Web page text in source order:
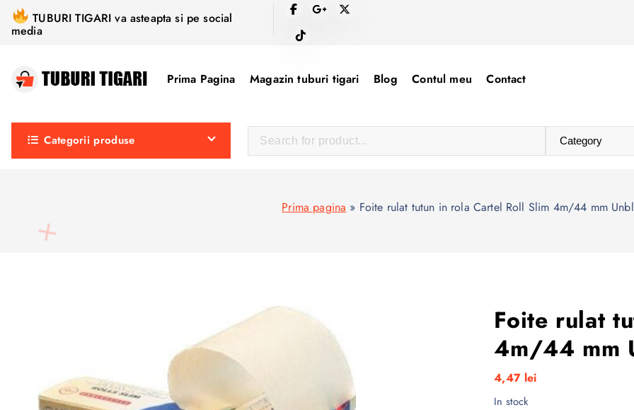
TUBURI TIGARI va asteapta si pe social
media
Prima Pagina Magazin tuburi tigari Blog Contul meu Contact
Categorii produse
Prima pagina » Foite rulat tutun in rola Cartel Roll Slim 4m/44 mm
Foite rulat
4m/44 mm
4,47 lei
In stock